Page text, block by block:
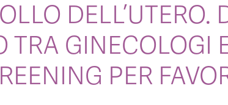
DELL’UTERO.
TRA GINECOLOGI
PER